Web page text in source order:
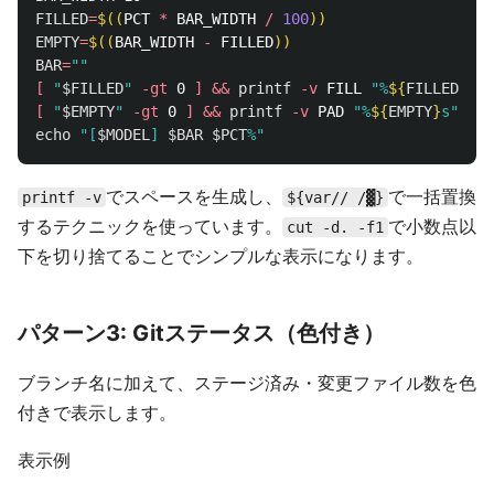
FILLED=$((PCT * BAR_WIDTH / 100))
EMPTY=$((BAR_WIDTH - FILLED))
BAR=""
[
"$FILLED" -gt 0 ] && printf -v FILL "%${FILLED
[
"$EMPTY" -gt 0 ] && printf -v PAD "%${EMPTY}s"
echo
"[$MODEL ] $BAR $PCT%"
printf -v でスペースを生成し、 ${var// /▓} で一括置換
するテクニックを使っています。
cut -d. -f1 で小数点以
下を切り捨てることでシンプルな表示になります。
パターン3: Gitステータス（色付き）
ブランチ名に加えて、ステージ済み・変更ファイル数を色
付きで表示します。
表示例